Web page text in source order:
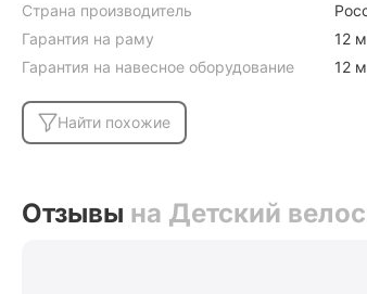
Страна производитель
Гарантия на раму
12
Гарантия на навесное оборудование
12
Найти похожие
Отзывы на Детский